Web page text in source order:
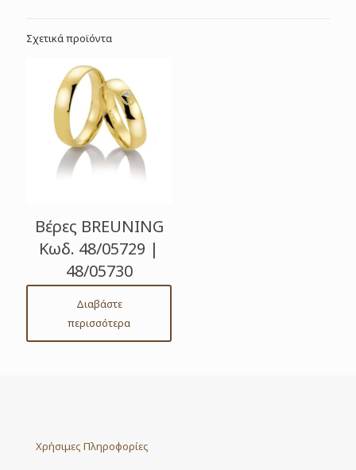
Σχετικά προϊόντα
Βέρες BREUNING
Κωδ. 48/05729 |
48/05730
Διαβάστε
περισσότερα
Χρήσιμες Πληροφορίες